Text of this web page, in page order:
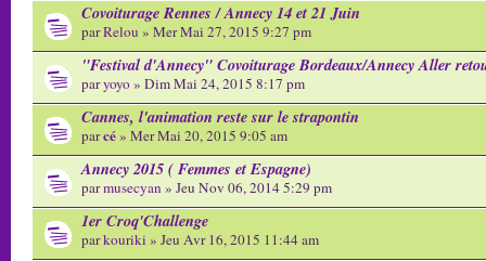
Covoiturage Rennes / Annecy 14 et 21 Juin
parRelou » Mer Mai 27, 2015 9:27 pm
"Festival d'Annecy" Covoiturage Bordeaux/Annecy Aller
paryoyo» Dim Mai 24, 2015 8:17 pm
Cannes, l'animation reste sur le strapontin
parcé» Mer Mai 20, 2015 9:05 am
Annecy 2015 ( Femmes et Espagne)
parmusecyan » Jeu Nov 06, 2014 5:29 pm
1er Croq'Challenge
parkouriki » Jeu Avr 16, 2015 11:44 am